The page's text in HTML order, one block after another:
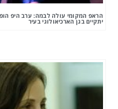
הראפ המקומי עולה לבמה: ערב היפ הופ
יתקיים בגן הארכיאולוגי בעיר